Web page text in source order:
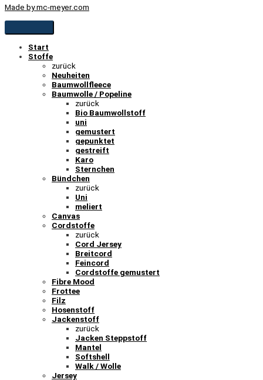
Made by mc-meyer.com
Start
Stoffe
zurück
Neuheiten
Baumwollfleece
Baumwolle / Popeline
zurück
Bio Baumwollstoff
uni
gemustert
gepunktet
gestreift
Karo
Sternchen
Bündchen
zurück
Uni
meliert
Canvas
Cordstoffe
zurück
Cord Jersey
Breitcord
Feincord
Cordstoffe gemustert
Fibre Mood
Frottee
Filz
Hosenstoff
Jackenstoff
zurück
Jacken Steppstoff
Mantel
Softshell
Walk / Wolle
Jersey